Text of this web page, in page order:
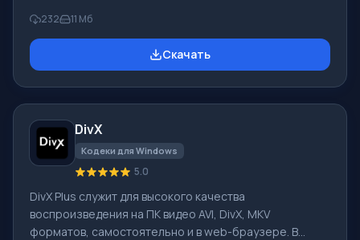
какие-либо кодеки. Программе не инсталлируется, ей
нужно немного места. Основное предназначение
программы — сканировать системный реестр для
кодеков, работающих в едином формате. В итоге
проверки
232 11 Мб
Скачать
DivX
Кодеки для Windows
5.0
DivX Plus служит для высокого качества
воспроизведения на ПК видео AVI, DivX, MKV
форматов, самостоятельно и в web-браузере. В